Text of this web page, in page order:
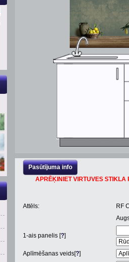
Pasūtījuma info
APRĒĶINIET VIRTUVES
Attēls:
RF
1-ais panelis [?]
Aplīmēšanas veids[?]